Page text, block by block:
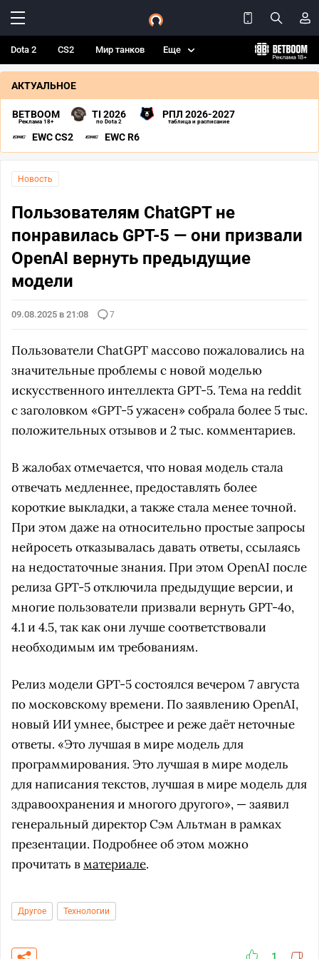
Dota 2 CS2 Мир танков Еще
АКТУАЛЬНОЕ
BETBOOM
Реклама 18+
TI 2026
по Dota 2
РПЛ 2026-2027
таблица и расписание
EWC CS2 EWC R6
Новость
Пользователям ChatGPT не
понравилась GPT-5 — они призвали
OpenAI вернуть предыдущие
модели
09.08.2025 в 21:08 7
Пользователи ChatGPT массово пожаловались на
значительные проблемы с новой моделью
искусственного интеллекта GPT-5. Тема на reddit
с заголовком «GPT-5 ужасен» собрала более 5 тыс.
положительных отзывов и 2 тыс. комментариев.
В жалобах отмечается, что новая модель стала
отвечать медленнее, предоставлять более
короткие выкладки, а также стала менее точной.
При этом даже на относительно простые запросы
нейросеть отказывалась давать ответы, ссылаясь
на недостаточные знания. При этом OpenAI после
релиза GPT-5 отключила предыдущие версии, и
многие пользователи призвали вернуть GPT-4o,
4.1 и 4.5, так как они лучше соответствовали
необходимым им требованиям.
Релиз модели GPT-5 состоялся вечером 7 августа
по московскому времени. По заявлению OpenAI,
новый ИИ умнее, быстрее и реже даёт неточные
ответы. «Это лучшая в мире модель для
программирования. Это лучшая в мире модель
для написания текстов, лучшая в мире модель для
здравоохранения и многого другого», — заявил
генеральный директор Сэм Альтман в рамках
презентации. Подробнее об этом можно
прочитать вматериале.
Другое Технологии